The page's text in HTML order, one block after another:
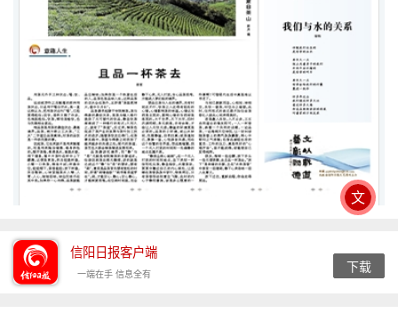
信阳日报客户端
一端在手 信息全有 下载
文